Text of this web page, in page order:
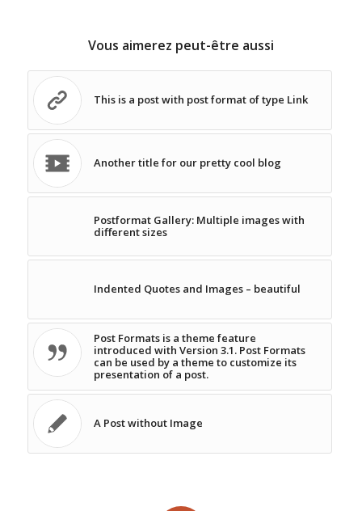
Vous aimerez peut-être aussi
This is a post with post format of type Link
Another title for our pretty cool blog
Postformat Gallery: Multiple images with
different sizes
Indented Quotes and Images – beautiful
Post Formats is a theme feature
introduced with Version 3.1. Post Formats
can be used by a theme to customize its
presentation of a post.
A Post without Image